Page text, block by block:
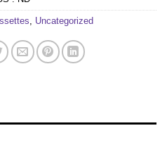
Uncategorized